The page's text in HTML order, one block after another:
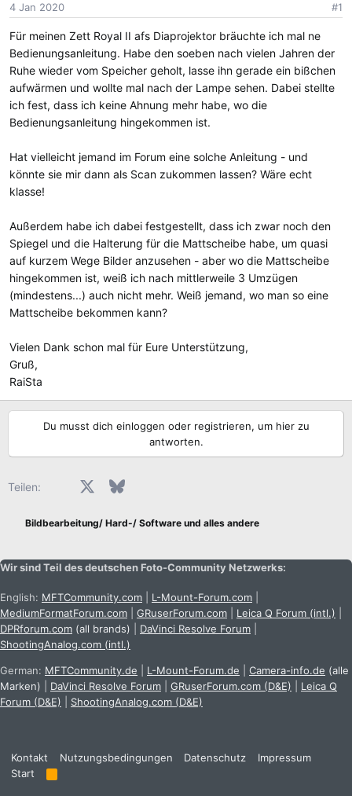
r
e
4 Jan 2020 #1
Für meinen Zett Royal II afs Diaprojektor bräuchte ich mal ne
Bedienungsanleitung. Habe den soeben nach vielen Jahren der
Ruhe wieder vom Speicher geholt, lasse ihn gerade ein bißchen
aufwärmen und wollte mal nach der Lampe sehen. Dabei stellte
ich fest, dass ich keine Ahnung mehr habe, wo die
Bedienungsanleitung hingekommen ist.
Hat vielleicht jemand im Forum eine solche Anleitung - und
könnte sie mir dann als Scan zukommen lassen? Wäre echt
klasse!
Außerdem habe ich dabei festgestellt, dass ich zwar noch den
Spiegel und die Halterung für die Mattscheibe habe, um quasi
auf kurzem Wege Bilder anzusehen - aber wo die Mattscheibe
hingekommen ist, weiß ich nach mittlerweile 3 Umzügen
(mindestens...) auch nicht mehr. Weiß jemand, wo man so eine
Mattscheibe bekommen kann?
Vielen Dank schon mal für Eure Unterstützung,
Gruß,
RaiSta
Du musst dich einloggen oder registrieren, um hier zu
antworten.
Teilen: FacebookX (Twitter)Bluesky
Bildbearbeitung/ Hard-/ Software und alles andere
Wir sind Teil des deutschen Foto-Community Netzwerks:
English: MFTCommunity.com L-Mount-Forum.com
MediumFormatForum.com
GRuserForum.com Leica Q Forum (intl.)
DPRforum.com (all brands) DaVinci Resolve Forum
ShootingAnalog.com (intl.)
German: MFTCommunity.de L-Mount-Forum.de Camera-info.de (alle
Marken)
DaVinci Resolve Forum GRuserForum.com (D&E)
Leica Q
Forum (D&E)
ShootingAnalog.com (D&E)
Kontakt Nutzungsbedingungen Datenschutz
Impressum
Start
R
S